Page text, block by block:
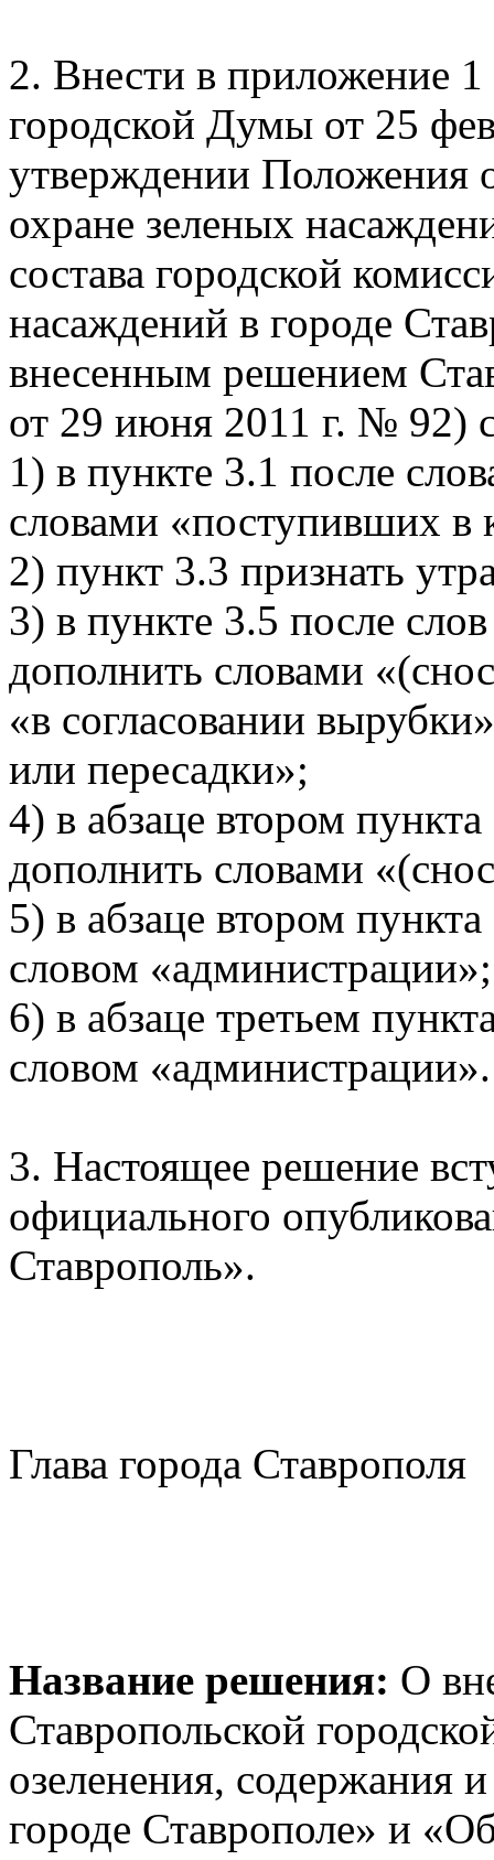
2. Внести в приложение
городской Думы от 25
утверждении Положения
охране зеленых
состава городской
насаждений в городе
внесенным решением
от 29 июня 2011 г. № 92)
1) в пункте 3.1 после
словами «поступивших в
2) пункт 3.3 признать
3) в пункте 3.5 после
дополнить словами
«в согласовании
или пересадки»;
4) в абзаце втором
дополнить словами
5) в абзаце втором
словом «администрации»;
6) в абзаце третьем
словом «администрации».
3. Настоящее решение
официального
Ставрополь».
Глава города Ставрополя
Название решения: О
Ставропольской
озеленения, содержания
городе Ставрополе» и